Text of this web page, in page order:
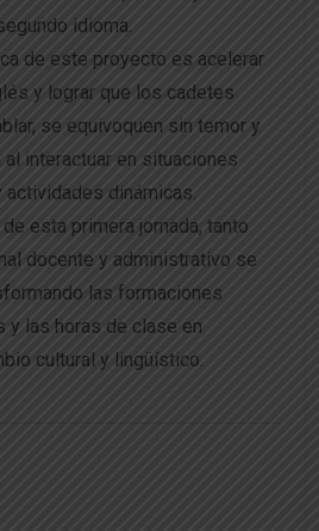
idioma.
de este proyecto es acelerar
y lograr que los cadetes
se equivoquen sin temor y
interactuar en situaciones
dinámicas.
esta primera jornada, tanto
docente y administrativo se
las formaciones
las horas de clase en
cultural y lingüístico.